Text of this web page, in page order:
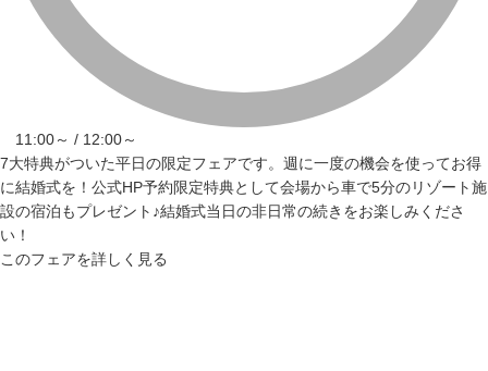
11:00～ / 12:00～
7大特典がついた平日の限定フェアです。週に一度の機会を使ってお得
に結婚式を！公式HP予約限定特典として会場から車で5分のリゾート施
設の宿泊もプレゼント♪結婚式当日の非日常の続きをお楽しみくださ
い！
このフェアを詳しく見る